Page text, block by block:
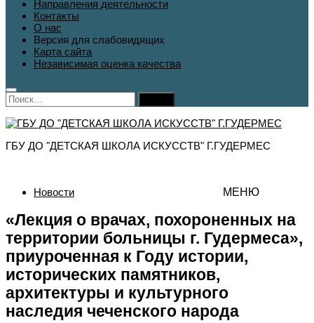
Направления деятельности
Контакты
О нас
Версия для слабовидящих
Карта сайта
Независимая оценка качества
Найти:
ГБУ ДО "ДЕТСКАЯ ШКОЛА ИСКУССТВ" Г.ГУДЕРМЕС
МЕНЮ
Новости
«Лекция о врачах, похороненных на
территории больницы г. Гудермеса»,
приуроченная к Году истории,
исторических памятников,
архитектуры и культурного
наследия чеченского народа